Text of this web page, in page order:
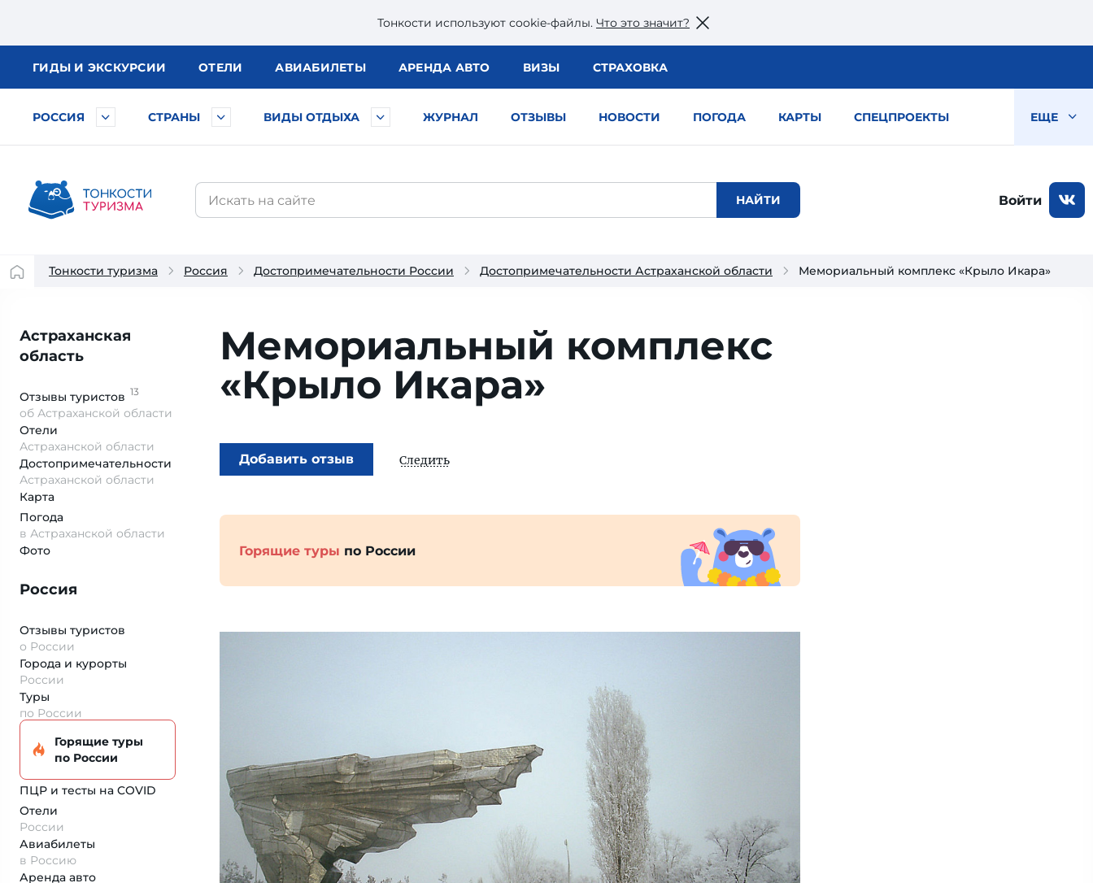
Тонкости используют сookie-файлы. Что это значит?
ГИДЫ И ЭКСКУРСИИ ОТЕЛИ АВИАБИЛЕТЫ АРЕНДА АВТО ВИЗЫ СТРАХОВКА
РОССИЯ СТРАНЫ ВИДЫ ОТДЫХА ЖУРНАЛ ОТЗЫВЫ НОВОСТИ ПОГОДА КАРТЫ СПЕЦПРОЕКТЫ ЕЩЕ
Войти
Тонкости туризма Россия Достопримечательности России Достопримечательности Астраханской области Мемориальный комплекс «Крыло Икара»
Астраханская
область
Отзывы туристов 13
об Астраханской области
Отели
Астраханской области
Достопримеча­тельности
Астраханской области
Карта
Погода
в Астраханской области
Фото
Россия
Отзывы туристов
о России
Города и курорты
России
Туры
по России
Горящие туры
по России
ПЦР и тесты на COVID
Отели
России
Авиабилеты
в Россию
Аренда авто
Мемориальный комплекс
«Крыло Икара»
Добавить отзыв Следить
Горящие туры по России